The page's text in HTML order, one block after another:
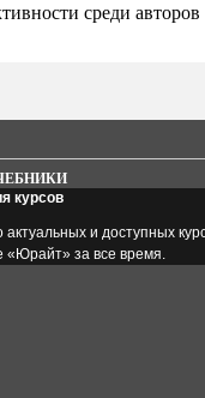
среди авторов
курсов
актуальных и доступных
«Юрайт» за все время.